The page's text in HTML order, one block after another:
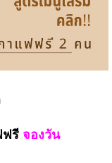
ฟรี จองวัน